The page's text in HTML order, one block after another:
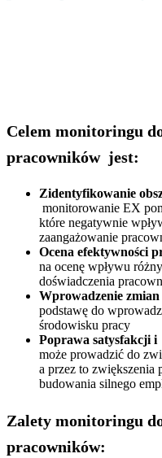
Celem monitoringu
pracowników jest:
Zidentyfikowanie
monitorowanie EX
które negatywnie
zaangażowanie
Ocena efektywności
na ocenę wpływu
doświadczenia
Wprowadzenie zmian
podstawę do
środowisku pracy
Poprawa satysfakcji
może prowadzić do
a przez to zwiększenia
budowania silnego
Zalety monitoringu
pracowników: